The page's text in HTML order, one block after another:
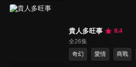
貴人多旺事
8.4
全26集
奇幻
愛情 商戰